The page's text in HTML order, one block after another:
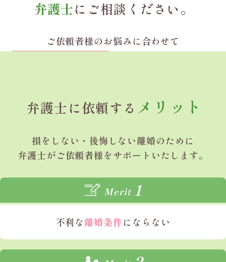
弁護士にご相談ください。
ご依頼者様のお悩みに合わせて
弁護士に依頼する メリット
損をしない・後悔しない離婚のために
弁護士がご依頼者様をサポートいたします。
Merit 1
不利な離婚条件にならない